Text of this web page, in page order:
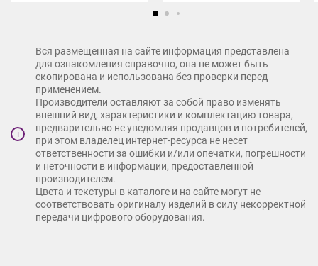
i
Вся размещенная на сайте информация представлена
для ознакомления справочно, она не может быть
скопирована и использована без проверки перед
применением.
Производители оставляют за собой право изменять
внешний вид, характеристики и комплектацию товара,
предварительно не уведомляя продавцов и потребителей,
при этом владелец интернет-ресурса не несет
ответственности за ошибки и/или опечатки, погрешности
и неточности в информации, предоставленной
производителем.
Цвета и текстуры в каталоге и на сайте могут не
соответствовать оригиналу изделий в силу некорректной
передачи цифрового оборудования.